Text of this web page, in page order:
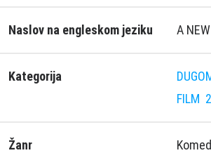
Naslov na engleskom jeziku A
Kategorija
FILM
Žanr